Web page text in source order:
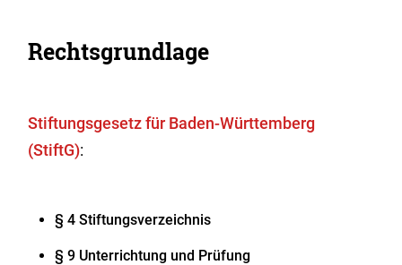
Rechtsgrundlage
Stiftungsgesetz für Baden-Württemberg
(StiftG):
§ 4 Stiftungsverzeichnis
§ 9 Unterrichtung und Prüfung